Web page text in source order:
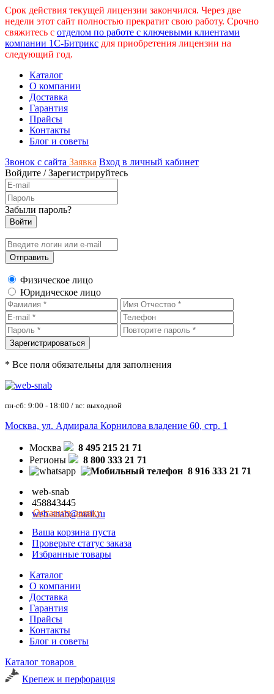
Срок действия текущей лицензии закончился. Через две
недели этот сайт полностью прекратит свою работу. Срочно
свяжитесь с отделом по работе с ключевыми клиентами
компании 1С-Битрикс для приобретения лицензии на
следующий год.
Каталог
О компании
Доставка
Гарантия
Прайсы
Контакты
Блог и советы
Звонок с сайта Заявка Вход в личный кабинет
Войдите /Зарегистрируйтесь
Забыли пароль?
Физическое лицо
Юридическое лицо
* Все поля обязательны для заполнения
пн-сб: 9:00 - 18:00 / вс: выходной
Москва, ул. Адмирала Корнилова владение 60, стр. 1
Москва
8 495 215 21 71
Регионы
8 800 333 21 71
8 916 333 21 71
web-snab
458843445
web-snab@mail.ru
Оставить заявку
Ваша корзина пуста
Проверьте статус заказа
Избранные товары
Каталог
О компании
Доставка
Гарантия
Прайсы
Контакты
Блог и советы
Каталог товаров
Крепеж и перфорация